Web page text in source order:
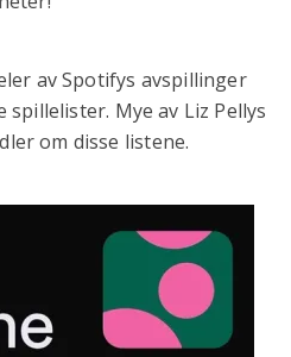
av Spotifys avspillinger
Mye av Liz Pellys
om disse listene.